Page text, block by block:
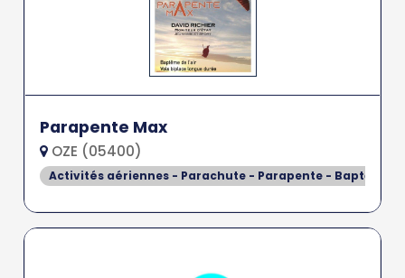
Parapente Max
OZE (05400)
Activités aériennes - Parachute - Parapente - Baptême